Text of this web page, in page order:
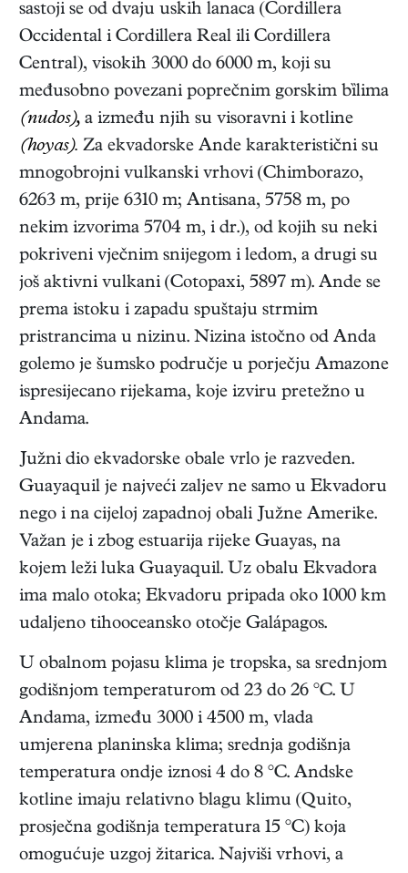
sastoji se od dvaju uskih lanaca (Cordillera
Occidental i Cordillera Real ili Cordillera
Central), visokih 3000 do 6000 m, koji su
međusobno povezani poprečnim gorskim bȉlima
(nudos), a između njih su visoravni i kotline
(hoyas). Za ekvadorske Ande karakteristični su
mnogobrojni vulkanski vrhovi (Chimborazo,
6263 m, prije 6310 m; Antisana, 5758 m, po
nekim izvorima 5704 m, i dr.), od kojih su neki
pokriveni vječnim snijegom i ledom, a drugi su
još aktivni vulkani (Cotopaxi, 5897 m). Ande se
prema istoku i zapadu spuštaju strmim
pristrancima u nizinu. Nizina istočno od Anda
golemo je šumsko područje u porječju Amazone
ispresijecano rijekama, koje izviru pretežno u
Andama.
Južni dio ekvadorske obale vrlo je razveden.
Guayaquil je najveći zaljev ne samo u Ekvadoru
nego i na cijeloj zapadnoj obali Južne Amerike.
Važan je i zbog estuarija rijeke Guayas, na
kojem leži luka Guayaquil. Uz obalu Ekvadora
ima malo otoka; Ekvadoru pripada oko 1000 km
udaljeno tihooceansko otočje Galápagos.
U obalnom pojasu klima je tropska, sa srednjom
godišnjom temperaturom od 23 do 26 °C. U
Andama, između 3000 i 4500 m, vlada
umjerena planinska klima; srednja godišnja
temperatura ondje iznosi 4 do 8 °C. Andske
kotline imaju relativno blagu klimu (Quito,
prosječna godišnja temperatura 15 °C) koja
omogućuje uzgoj žitarica. Najviši vrhovi, a